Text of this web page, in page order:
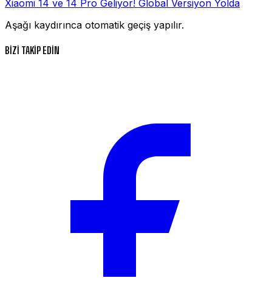
Xiaomi 14 ve 14 Pro Geliyor! Global Versiyon Yolda
Aşağı kaydırınca otomatik geçiş yapılır.
BİZİ TAKİP EDİN